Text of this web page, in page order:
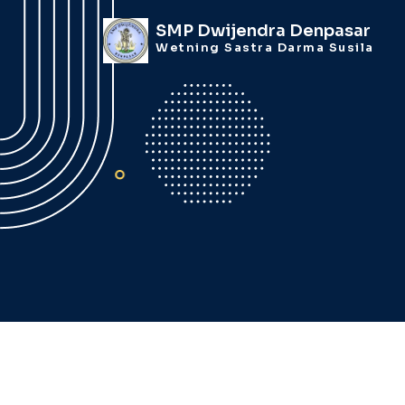
SMP Dwijendra Denpasar
Wetning Sastra Darma Susila